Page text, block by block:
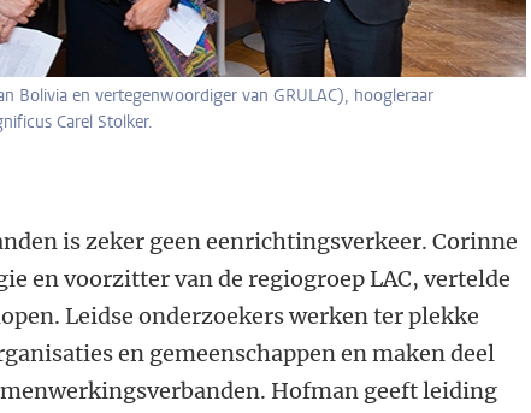
Bolivia en vertegenwoordiger van GRULAC), hoogleraar
Carel Stolker.
is zeker geen eenrichtingsverkeer. Corinne
en voorzitter van de regiogroep LAC, vertelde
Leidse onderzoekers werken ter plekke
en gemeenschappen en maken deel
Hofman geeft leiding